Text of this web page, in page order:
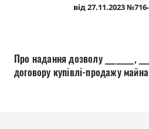
від 27.11.2023
Про надання дозволу ________,
договору купівлі-продажу